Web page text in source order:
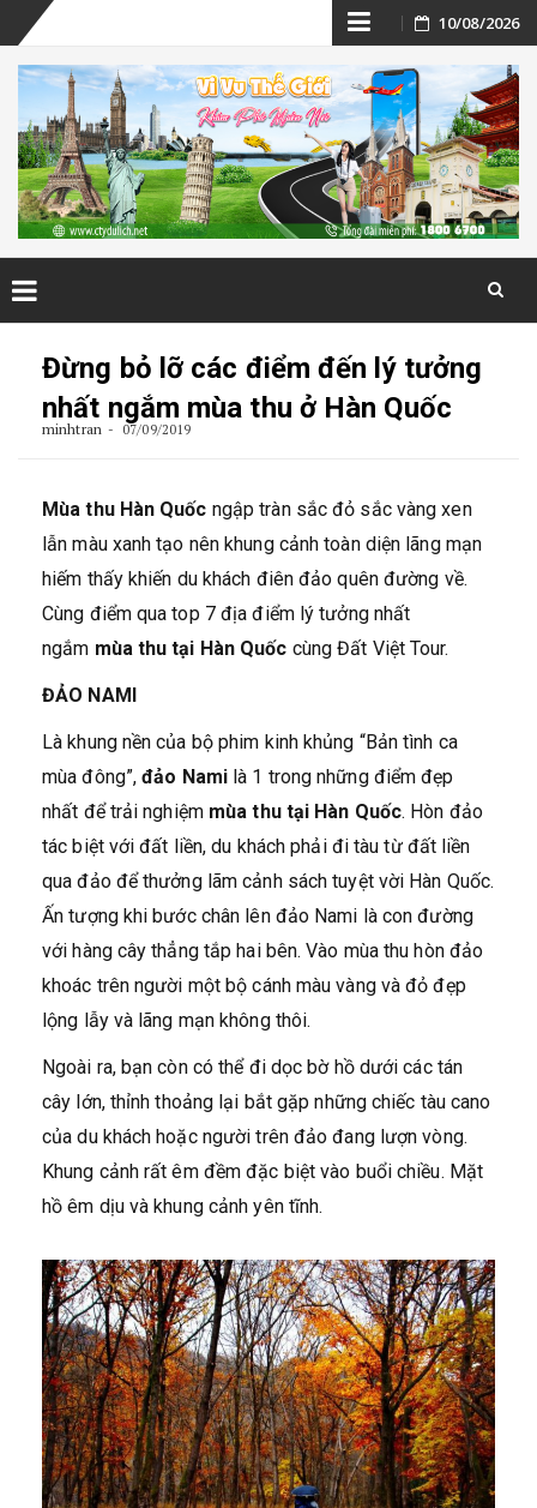
Skip
to
content
10/08/2026
Đừng bỏ lỡ các điểm đến lý tưởng
nhất ngắm mùa thu ở Hàn Quốc
minhtran 07/09/2019
Mùa thu Hàn Quốc ngập tràn sắc đỏ sắc vàng xen
lẫn màu xanh tạo nên khung cảnh toàn diện lãng mạn
hiếm thấy khiến du khách điên đảo quên đường về.
Cùng điểm qua top 7 địa điểm lý tưởng nhất
ngắm mùa thu tại Hàn Quốc cùng Đất Việt Tour.
ĐẢO NAMI
Là khung nền của bộ phim kinh khủng “Bản tình ca
mùa đông”,đảo Namilà 1 trong những điểm đẹp
nhất để trải nghiệm mùa thu tại Hàn Quốc. Hòn đảo
tác biệt với đất liền, du khách phải đi tàu từ đất liền
qua đảo để thưởng lãm cảnh sách tuyệt vời Hàn Quốc.
Ấn tượng khi bước chân lên đảo Nami là con đường
với hàng cây thẳng tắp hai bên. Vào mùa thu hòn đảo
khoác trên người một bộ cánh màu vàng và đỏ đẹp
lộng lẫy và lãng mạn không thôi.
Ngoài ra, bạn còn có thể đi dọc bờ hồ dưới các tán
cây lớn, thỉnh thoảng lại bắt gặp những chiếc tàu cano
của du khách hoặc người trên đảo đang lượn vòng.
Khung cảnh rất êm đềm đặc biệt vào buổi chiều. Mặt
hồ êm dịu và khung cảnh yên tĩnh.